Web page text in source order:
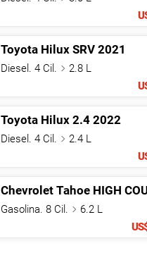
Toyota Hilux SRV 2021
Diesel. 4 Cil.
2.8 L
Toyota Hilux 2.4 2022
Diesel. 4 Cil.
2.4 L
Chevrolet Tahoe HIGH
Gasolina. 8 Cil.
6.2 L